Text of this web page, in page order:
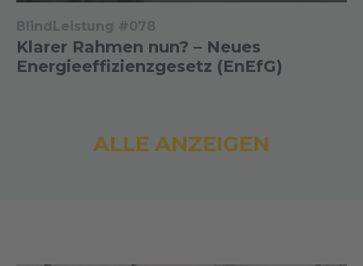
BlindLeistung #078
Klarer Rahmen nun? – Neues
Energieeffizienzgesetz (EnEfG)
ALLE ANZEIGEN